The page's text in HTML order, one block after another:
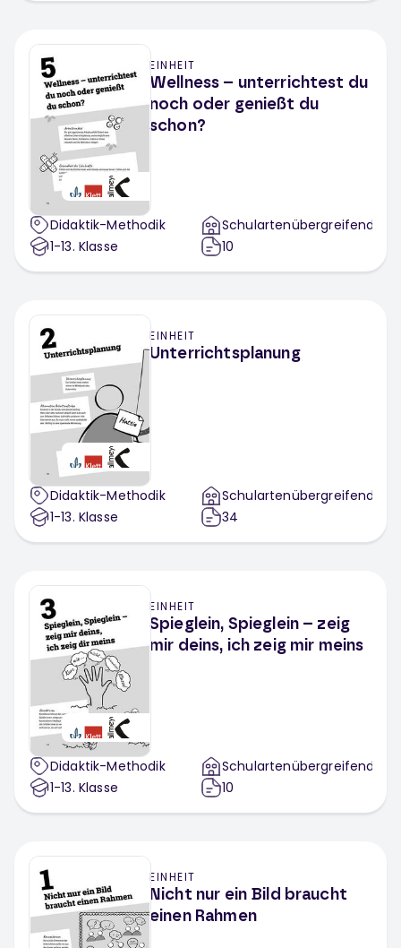
Arolsen Archives
Brot für die Welt
PETAKids
EINHEIT
Wellness – unterrichtest du
noch oder genießt du
schon?
Didaktik-Methodik
1-13. Klasse
Schulartenübergreifend
10
EINHEIT
Unterrichtsplanung
Didaktik-Methodik
1-13. Klasse
Schulartenübergreifend
34
EINHEIT
Spieglein, Spieglein – zeig
mir deins, ich zeig mir meins
Didaktik-Methodik
1-13. Klasse
Schulartenübergreifend
10
EINHEIT
Nicht nur ein Bild braucht
einen Rahmen